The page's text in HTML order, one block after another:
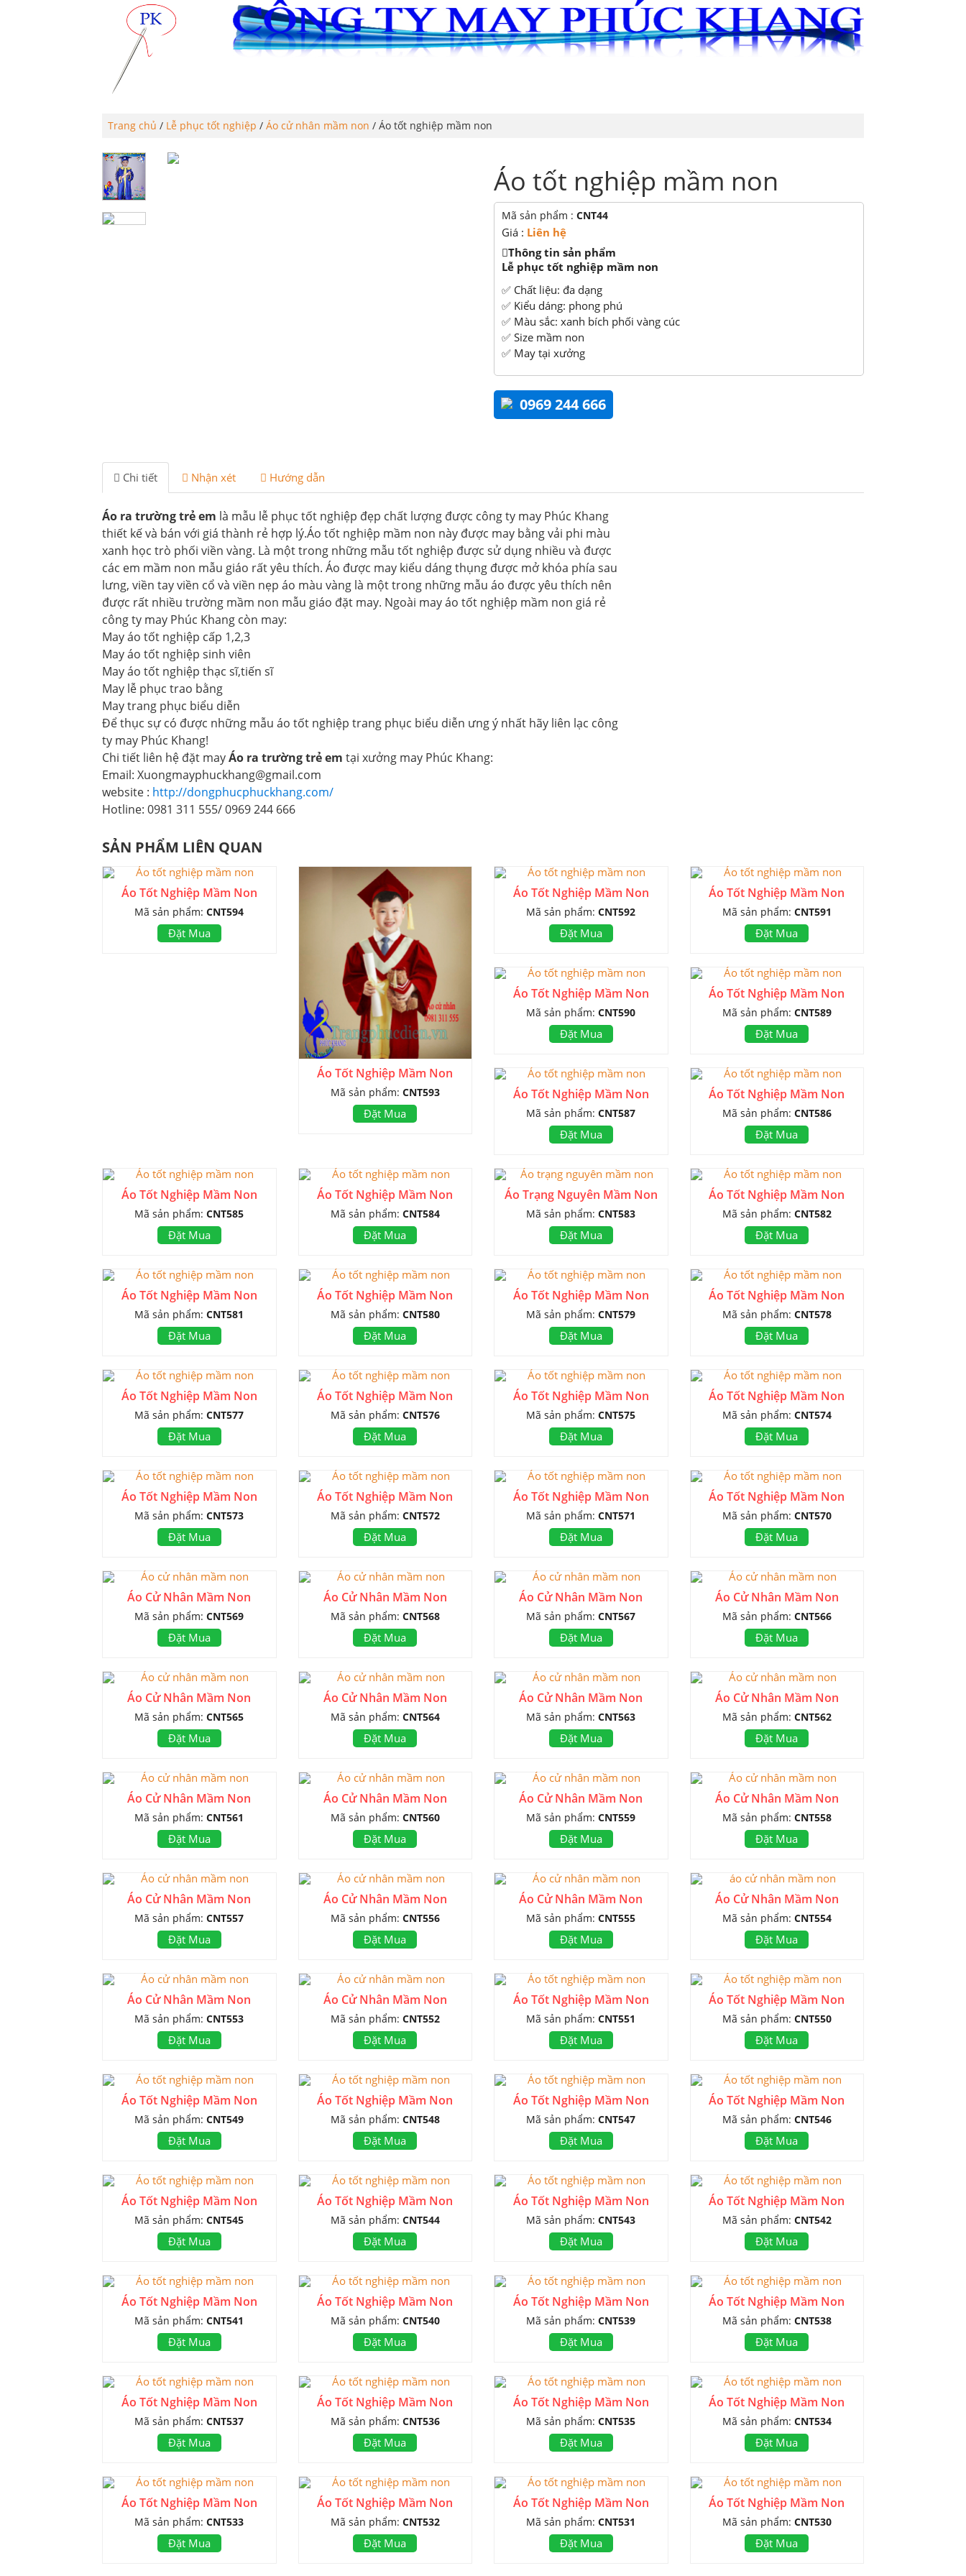
Trang chủ / Lễ phục tốt nghiệp / Áo cử nhân mầm non / Áo tốt nghiệp mầm non
Áo tốt nghiệp mầm non
Mã sản phẩm : CNT44
Giá : Liên hệ
Thông tin sản phẩm
Lễ phục tốt nghiệp mầm non
✅ Chất liệu: đa dạng
✅ Kiểu dáng: phong phú
✅ Màu sắc: xanh bích phối vàng cúc
✅ Size mầm non
✅ May tại xưởng
0969 244 666
Chi tiết Nhận xét Hướng dẫn
Áo ra trường trẻ em là mẫu lễ phục tốt nghiệp đẹp chất lượng được công ty may Phúc Khang
thiết kế và bán với giá thành rẻ hợp lý.Áo tốt nghiệp mầm non này được may bằng vải phi màu
xanh học trò phối viền vàng. Là một trong những mẫu tốt nghiệp được sử dụng nhiều và được
các em mầm non mẫu giáo rất yêu thích. Áo được may kiểu dáng thụng được mở khóa phía sau
lưng, viền tay viền cổ và viền nẹp áo màu vàng là một trong những mẫu áo được yêu thích nên
được rất nhiều trường mầm non mẫu giáo đặt may. Ngoài may áo tốt nghiệp mầm non giá rẻ
công ty may Phúc Khang còn may:
May áo tốt nghiệp cấp 1,2,3
May áo tốt nghiệp sinh viên
May áo tốt nghiệp thạc sĩ,tiến sĩ
May lễ phục trao bằng
May trang phục biểu diễn
Để thục sự có được những mẫu áo tốt nghiệp trang phục biểu diễn ưng ý nhất hãy liên lạc công
ty may Phúc Khang!
Chi tiết liên hệ đặt mayÁo ra trường trẻ em tại xưởng may Phúc Khang:
Email: Xuongmayphuckhang@gmail.com
website : http://dongphucphuckhang.com/
Hotline: 0981 311 555/ 0969 244 666
SẢN PHẨM LIÊN QUAN
Áo Tốt Nghiệp Mầm Non
Mã sản phẩm:CNT594
Đặt Mua
Áo Tốt Nghiệp Mầm Non
Mã sản phẩm: CNT593
Đặt Mua
Áo Tốt Nghiệp Mầm Non
Mã sản phẩm:CNT592
Đặt Mua
Áo Tốt Nghiệp Mầm Non
Mã sản phẩm: CNT591
Đặt Mua
Áo Tốt Nghiệp Mầm Non
Mã sản phẩm:CNT590
Đặt Mua
Áo Tốt Nghiệp Mầm Non
Mã sản phẩm: CNT589
Đặt Mua
Áo Tốt Nghiệp Mầm Non
Mã sản phẩm:CNT587
Đặt Mua
Áo Tốt Nghiệp Mầm Non
Mã sản phẩm: CNT586
Đặt Mua
Áo Tốt Nghiệp Mầm Non
Mã sản phẩm:CNT585
Đặt Mua
Áo Tốt Nghiệp Mầm Non
Mã sản phẩm: CNT584
Đặt Mua
Áo Trạng Nguyên Mầm Non
Mã sản phẩm:CNT583
Đặt Mua
Áo Tốt Nghiệp Mầm Non
Mã sản phẩm: CNT582
Đặt Mua
Áo Tốt Nghiệp Mầm Non
Mã sản phẩm:CNT581
Đặt Mua
Áo Tốt Nghiệp Mầm Non
Mã sản phẩm: CNT580
Đặt Mua
Áo Tốt Nghiệp Mầm Non
Mã sản phẩm:CNT579
Đặt Mua
Áo Tốt Nghiệp Mầm Non
Mã sản phẩm: CNT578
Đặt Mua
Áo Tốt Nghiệp Mầm Non
Mã sản phẩm:CNT577
Đặt Mua
Áo Tốt Nghiệp Mầm Non
Mã sản phẩm: CNT576
Đặt Mua
Áo Tốt Nghiệp Mầm Non
Mã sản phẩm:CNT575
Đặt Mua
Áo Tốt Nghiệp Mầm Non
Mã sản phẩm: CNT574
Đặt Mua
Áo Tốt Nghiệp Mầm Non
Mã sản phẩm:CNT573
Đặt Mua
Áo Tốt Nghiệp Mầm Non
Mã sản phẩm: CNT572
Đặt Mua
Áo Tốt Nghiệp Mầm Non
Mã sản phẩm:CNT571
Đặt Mua
Áo Tốt Nghiệp Mầm Non
Mã sản phẩm: CNT570
Đặt Mua
Áo Cử Nhân Mầm Non
Mã sản phẩm:CNT569
Đặt Mua
Áo Cử Nhân Mầm Non
Mã sản phẩm: CNT568
Đặt Mua
Áo Cử Nhân Mầm Non
Mã sản phẩm:CNT567
Đặt Mua
Áo Cử Nhân Mầm Non
Mã sản phẩm: CNT566
Đặt Mua
Áo Cử Nhân Mầm Non
Mã sản phẩm:CNT565
Đặt Mua
Áo Cử Nhân Mầm Non
Mã sản phẩm: CNT564
Đặt Mua
Áo Cử Nhân Mầm Non
Mã sản phẩm:CNT563
Đặt Mua
Áo Cử Nhân Mầm Non
Mã sản phẩm: CNT562
Đặt Mua
Áo Cử Nhân Mầm Non
Mã sản phẩm:CNT561
Đặt Mua
Áo Cử Nhân Mầm Non
Mã sản phẩm: CNT560
Đặt Mua
Áo Cử Nhân Mầm Non
Mã sản phẩm:CNT559
Đặt Mua
Áo Cử Nhân Mầm Non
Mã sản phẩm: CNT558
Đặt Mua
Áo Cử Nhân Mầm Non
Mã sản phẩm:CNT557
Đặt Mua
Áo Cử Nhân Mầm Non
Mã sản phẩm: CNT556
Đặt Mua
Áo Cử Nhân Mầm Non
Mã sản phẩm:CNT555
Đặt Mua
Áo Cử Nhân Mầm Non
Mã sản phẩm: CNT554
Đặt Mua
Áo Cử Nhân Mầm Non
Mã sản phẩm:CNT553
Đặt Mua
Áo Cử Nhân Mầm Non
Mã sản phẩm: CNT552
Đặt Mua
Áo Tốt Nghiệp Mầm Non
Mã sản phẩm:CNT551
Đặt Mua
Áo Tốt Nghiệp Mầm Non
Mã sản phẩm: CNT550
Đặt Mua
Áo Tốt Nghiệp Mầm Non
Mã sản phẩm:CNT549
Đặt Mua
Áo Tốt Nghiệp Mầm Non
Mã sản phẩm: CNT548
Đặt Mua
Áo Tốt Nghiệp Mầm Non
Mã sản phẩm:CNT547
Đặt Mua
Áo Tốt Nghiệp Mầm Non
Mã sản phẩm: CNT546
Đặt Mua
Áo Tốt Nghiệp Mầm Non
Mã sản phẩm:CNT545
Đặt Mua
Áo Tốt Nghiệp Mầm Non
Mã sản phẩm: CNT544
Đặt Mua
Áo Tốt Nghiệp Mầm Non
Mã sản phẩm:CNT543
Đặt Mua
Áo Tốt Nghiệp Mầm Non
Mã sản phẩm: CNT542
Đặt Mua
Áo Tốt Nghiệp Mầm Non
Mã sản phẩm:CNT541
Đặt Mua
Áo Tốt Nghiệp Mầm Non
Mã sản phẩm: CNT540
Đặt Mua
Áo Tốt Nghiệp Mầm Non
Mã sản phẩm:CNT539
Đặt Mua
Áo Tốt Nghiệp Mầm Non
Mã sản phẩm: CNT538
Đặt Mua
Áo Tốt Nghiệp Mầm Non
Mã sản phẩm:CNT537
Đặt Mua
Áo Tốt Nghiệp Mầm Non
Mã sản phẩm: CNT536
Đặt Mua
Áo Tốt Nghiệp Mầm Non
Mã sản phẩm:CNT535
Đặt Mua
Áo Tốt Nghiệp Mầm Non
Mã sản phẩm: CNT534
Đặt Mua
Áo Tốt Nghiệp Mầm Non
Mã sản phẩm:CNT533
Đặt Mua
Áo Tốt Nghiệp Mầm Non
Mã sản phẩm: CNT532
Đặt Mua
Áo Tốt Nghiệp Mầm Non
Mã sản phẩm:CNT531
Đặt Mua
Áo Tốt Nghiệp Mầm Non
Mã sản phẩm: CNT530
Đặt Mua